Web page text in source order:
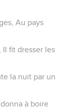
Au pays
Il fit dresser les
la nuit par un
à boire